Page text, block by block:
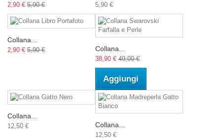
2,90 € 5,90 € 5,90 €
Collana...
2,90 € 5,90 € Collana...
38,90 € 49,00 €
Aggiungi
Collana...
12,50 € Collana...
12,50 €